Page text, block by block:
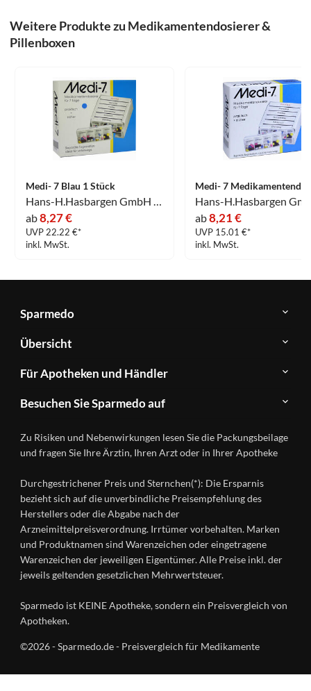
Weitere Produkte zu Medikamentendosierer &
Pillenboxen
Medi- 7 Blau 1 Stück
ab8,27 €
UVP 22.22 €*
inkl. MwSt.
ab8,21 €
UVP 15.01 €*
inkl. MwSt.
Sparmedo
Über
Sparmedo
FAQ
Kontakt
Datenschutz
Nutzungsbedingungen
Übersicht
Herstellerverzeichnis
Produkte
A-
Ratgeber
Wirkstoffe
Gesundheitsmagazin
Für Apotheken und Händler
&
Händlerlogin
Besuchen Sie Sparmedo auf
Instagram
Zu Risiken und Nebenwirkungen lesen Sie die Packungsbeilage
und fragen Sie Ihre Ärztin, Ihren Arzt oder in Ihrer Apotheke
Durchgestrichener Preis und Sternchen(*): Die Ersparnis
bezieht sich auf die unverbindliche Preisempfehlung des
Herstellers oder die Abgabe nach der
Arzneimittelpreisverordnung. Irrtümer vorbehalten. Marken
und Produktnamen sind Warenzeichen oder eingetragene
Warenzeichen der jeweiligen Eigentümer. Alle Preise inkl. der
jeweils geltenden gesetzlichen Mehrwertsteuer.
Sparmedo ist KEINE Apotheke, sondern ein Preisvergleich von
Apotheken.
©2026 - Sparmedo.de - Preisvergleich für Medikamente